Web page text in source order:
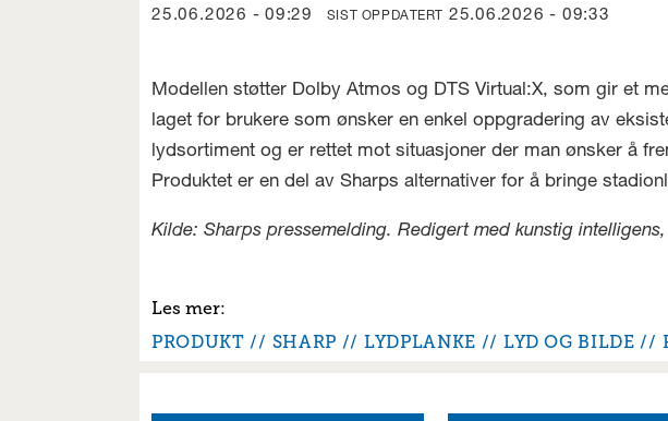
25.06.2026 - 09:29 SIST OPPDATERT 25.06.2026 - 09:33
Modellen støtter Dolby Atmos og DTS Virtual:X, som gir et
laget for brukere som ønsker en enkel oppgradering av
lydsortiment og er rettet mot situasjoner der man ønsker å
Produktet er en del av Sharps alternativer for å bringe
Kilde: Sharps pressemelding. Redigert med kunstig
PRODUKT SHARP LYDPLANKE LYD OG BILDE